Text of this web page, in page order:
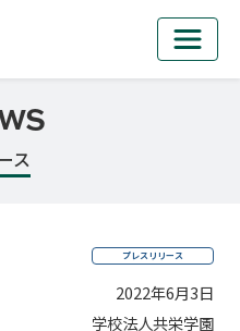
ス
プレスリリース
2022年6月3日
学校法人共栄学園